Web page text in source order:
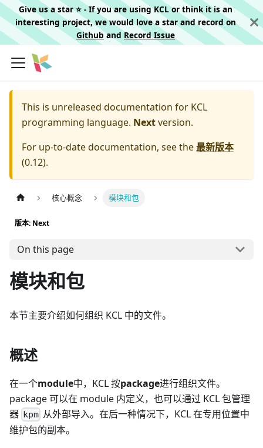
Give us a star ⭐️ - If you are using KCL or think it is an
interesting project, we would love a star and record on
Githuband Record Issue
This is unreleased documentation for KCL
programming language. Nextversion.
For up-to-date documentation, see the最新版本
(0.12).
核心概念 模块和包
版本: Next
On this page
模块和包
本节主要介绍如何组织 KCL 中的文件。
概述
在一个module中，KCL 按package进行组织文件。
package 可以在 module 内定义，也可以通过 KCL 包管理
器 kpm 从外部导入。在后一种情况下，KCL 在专用位置中
维护包的副本。